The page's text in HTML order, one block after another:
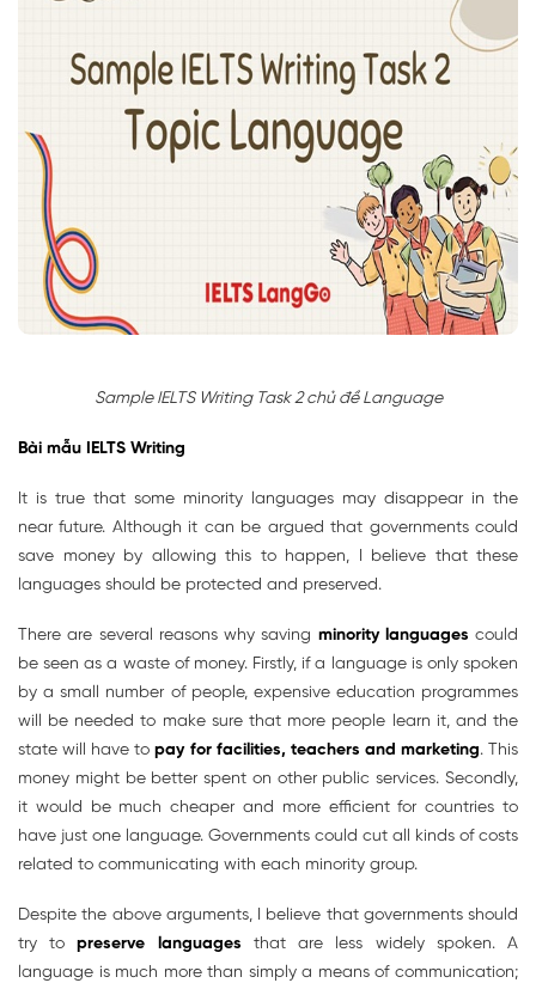
Sample IELTS Writing Task 2 chủ đề Language
Bài mẫu IELTS Writing
It is true that some minority languages may disappear in the
near future. Although it can be argued that governments could
save money by allowing this to happen, I believe that these
languages should be protected and preserved.
There are several reasons why saving minority languages could
be seen as a waste of money. Firstly, if a language is only spoken
by a small number of people, expensive education programmes
will be needed to make sure that more people learn it, and the
state will have topay for facilities, teachers and marketing. This
money might be better spent on other public services. Secondly,
it would be much cheaper and more efficient for countries to
have just one language. Governments could cut all kinds of costs
related to communicating with each minority group.
Despite the above arguments, I believe that governments should
try topreserve languages that are less widely spoken. A
language is much more than simply a means of communication;